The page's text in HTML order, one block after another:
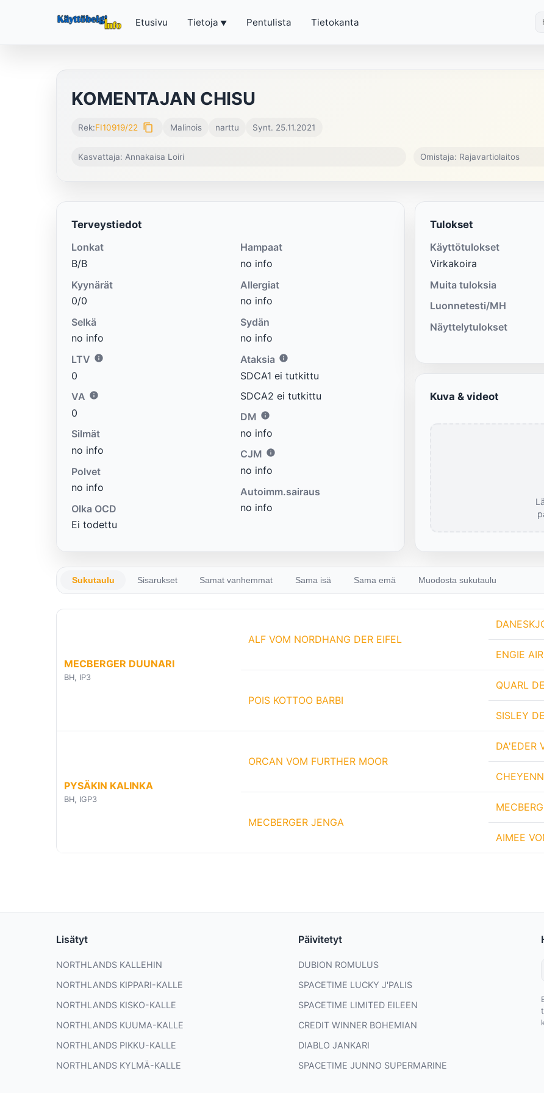
Etusivu Tietoja Pentulista Tietokanta
KOMENTAJAN CHISU
Rek:FI10919/22 content_copy Malinois narttu Synt. 25.11.2021
Kasvattaja: Annakaisa Loiri Omistaja: Rajavartiolaitos
Terveystiedot
Lonkat
B/B
Kyynärät
0/0
Selkä
no info
LTV
0
VA
0
Silmät
no info
Polvet
no info
Olka OCD
Ei todettu
Hampaat
no info
Allergiat
no info
Sydän
no info
Ataksia
SDCA1 ei tutkittu
SDCA2 ei tutkittu
DM
no info
CJM
no info
Autoimm.sairaus
no info
Tulokset
Käyttötulokset
Virkakoira
Muita tuloksia
Luonnetesti/MH
Näyttelytulokset
Kuva & videot
Sukutaulu Sisarukset Samat vanhemmat Sama isä Sama emä Muodosta sukutaulu
MECBERGER DUUNARI
BH, IP3
ALF VOM NORDHANG DER EIFEL
ENGIE
POIS KOTTOO BARBI
QUARL
SISLEY
PYSÄKIN KALINKA
BH, IGP3
ORCAN VOM FURTHER MOOR
DA'EDER
MECBERGER JENGA
AIMEE
Lisätyt
NORTHLANDS KALLEHIN
NORTHLANDS KIPPARI-KALLE
NORTHLANDS KISKO-KALLE
NORTHLANDS KUUMA-KALLE
NORTHLANDS PIKKU-KALLE
NORTHLANDS KYLMÄ-KALLE
Päivitetyt
DUBION ROMULUS
SPACETIME LUCKY J'PALIS
SPACETIME LIMITED EILEEN
CREDIT WINNER BOHEMIAN
DIABLO JANKARI
SPACETIME JUNNO SUPERMARINE